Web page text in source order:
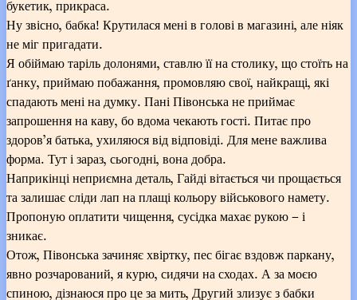
букетик, прикраса.
Ну звісно, бабка! Крутилася мені в голові в магазині, але ніяк
не міг пригадати.
Я обіймаю таріль долонями, ставлю її на столику, що стоїть на
ґанку, приймаю побажання, промовляю свої, найкращі, які
спадають мені на думку. Пані Півонська не приймає
запрошення на каву, бо вдома чекають гості. Питає про
здоров’я батька, ухиляюся від відповіді. Для мене важлива
форма. Тут і зараз, сьогодні, вона добра.
Наприкінці неприємна деталь, Гайді вітається чи прощається
та залишає сліди лап на плащі кольору військового намету.
Пропоную оплатити чищення, сусідка махає рукою – і
зникає.
Отож, Півонська зачиняє хвіртку, пес бігає вздовж паркану,
явно розчарований, я курю, сидячи на сходах. А за моєю
спиною, дізнаюся про це за мить, Другий злизує з бабки